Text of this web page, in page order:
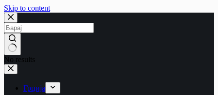
Skip to content
No results
Грција